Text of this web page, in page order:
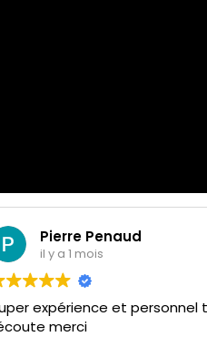
Pierre Penaud
il y a 1 mois
expérience et personnel
merci